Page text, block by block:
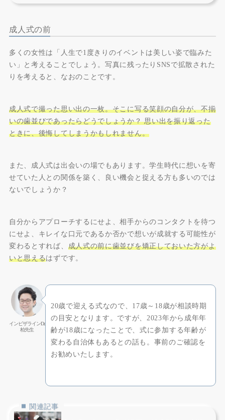
成人式の前
多くの女性は「人生で1度きりのイベントは美しい姿で臨みた
い」と考えることでしょう。写真に残ったりSNSで拡散された
りを考えると、なおのことです。
成人式で撮った思い出の一枚。そこに写る笑顔の自分が、不揃
いの歯並びであったらどうでしょうか？ 思い出を振り返った
ときに、後悔してしまうかもしれません。
また、成人式は出会いの場でもあります。学生時代に想いを寄
せていた人との関係を築く、良い機会と捉える方も多いのでは
ないでしょうか？
自分からアプローチするにせよ、相手からのコンタクトを待つ
にせよ、キレイな口元であるか否かで想いが成就する可能性が
変わるとすれば、 成人式の前に歯並びを矯正しておいた方がよ
いと思えるはずです。
インビザラインDr.
柏先生
20歳で迎える式なので、17歳～18歳が相談時期
の目安となります。ですが、2023年から成年年
齢が18歳になったことで、式に参加する年齢が
変わる自治体もあるとの話も。事前のご確認を
お勧めいたします。
関連記事